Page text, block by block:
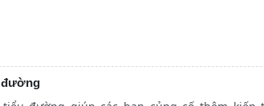
đường